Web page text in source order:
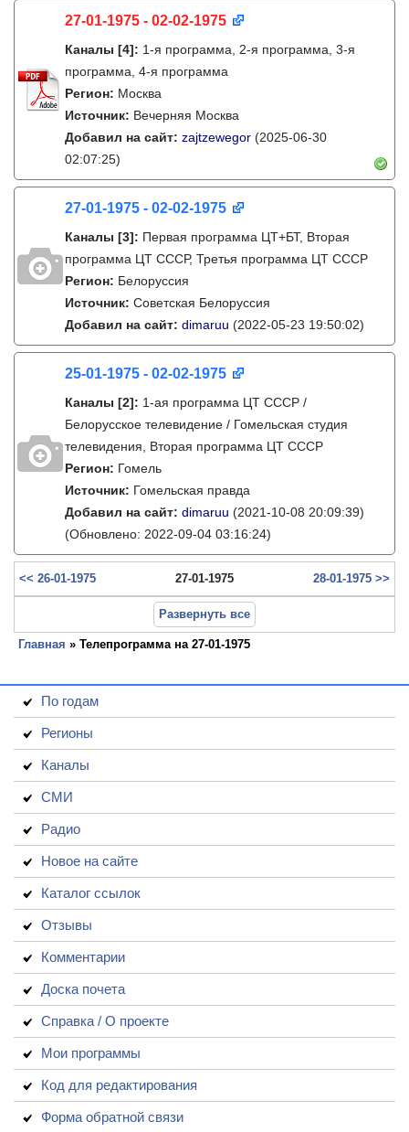
27-01-1975 - 02-02-1975
Каналы [4]: 1-я программа, 2-я программа, 3-я
программа, 4-я программа
Регион: Москва
Источник: Вечерняя Москва
Добавил на сайт: zajtzewegor (2025-06-30
02:07:25)
27-01-1975 - 02-02-1975
Каналы [3]: Первая программа ЦТ+БТ, Вторая
программа ЦТ ССCР, Третья программа ЦТ ССCР
Регион: Белоруссия
Источник: Советская Белоруссия
Добавил на сайт: dimaruu (2022-05-23 19:50:02)
25-01-1975 - 02-02-1975
Каналы [2]: 1-ая программа ЦТ СССР /
Белорусское телевидение / Гомельская студия
телевидения, Вторая программа ЦТ СССР
Регион: Гомель
Источник: Гомельская правда
Добавил на сайт: dimaruu (2021-10-08 20:09:39)
(Обновлено: 2022-09-04 03:16:24)
<< 26-01-1975 27-01-1975 28-01-1975 >>
Развернуть все
Главная » Телепрограмма на 27-01-1975
По годам
Регионы
Каналы
СМИ
Радио
Новое на сайте
Каталог ссылок
Отзывы
Комментарии
Доска почета
Справка / О проекте
Мои программы
Код для редактирования
Форма обратной связи